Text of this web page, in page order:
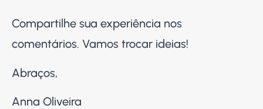
Compartilhe sua experiência nos
comentários. Vamos trocar ideias!
Abraços,
Anna Oliveira